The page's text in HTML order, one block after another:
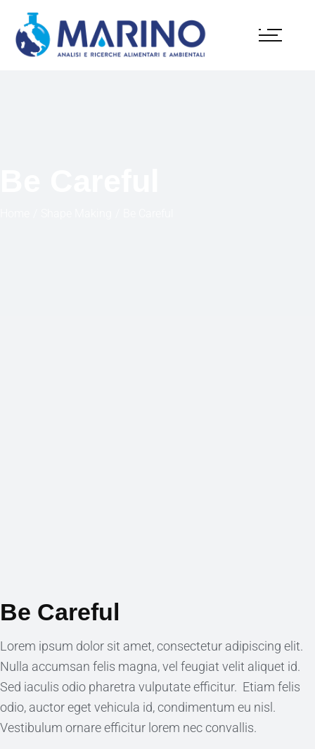
Be Careful
Lorem ipsum dolor sit amet, consectetur adipiscing elit.
Nulla accumsan felis magna, vel feugiat velit aliquet id.
Sed iaculis odio pharetra vulputate efficitur. Etiam felis
odio, auctor eget vehicula id, condimentum eu nisl.
Vestibulum ornare efficitur lorem nec convallis.